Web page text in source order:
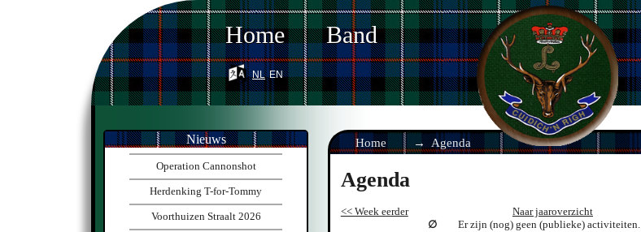
Home Band
nl en
Home Agenda
Agenda
<< Week eerder Naar jaaroverzicht
Er zijn (nog) geen (publieke) activiteiten.
Nieuws
Operation Cannonshot
Herdenking T-for-Tommy
Voorthuizen Straalt 2026